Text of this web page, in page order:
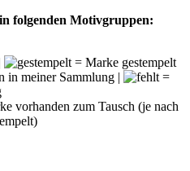
folgenden Motivgruppen:
= Marke gestempelt
in meiner Sammlung |
=
vorhanden zum Tausch (je nach